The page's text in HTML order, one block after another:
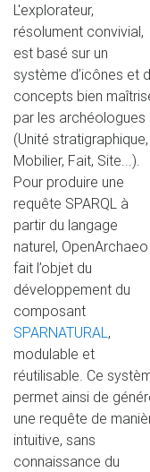
L'explorateur,
résolument convivial,
est basé sur un
système d’icônes et
concepts bien
par les archéologues
(Unité stratigraphique,
Mobilier, Fait, Site...).
Pour produire une
requête SPARQL à
partir du langage
naturel,
fait l’objet du
développement du
composant
SPARNATURAL,
modulable et
réutilisable. Ce
permet ainsi de
une requête de
intuitive, sans
connaissance du